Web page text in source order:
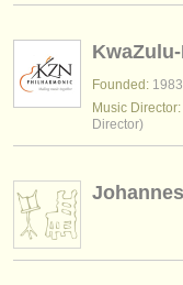
ATS faq
ログイン
Founded: 1983
Music Director:
Director)